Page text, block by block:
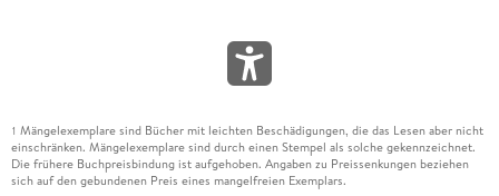
1 Mängelexemplare sind Bücher mit leichten Beschädigungen, die das Lesen aber nicht
einschränken. Mängelexemplare sind durch einen Stempel als solche gekennzeichnet.
Die frühere Buchpreisbindung ist aufgehoben. Angaben zu Preissenkungen beziehen
sich auf den gebundenen Preis eines mangelfreien Exemplars.